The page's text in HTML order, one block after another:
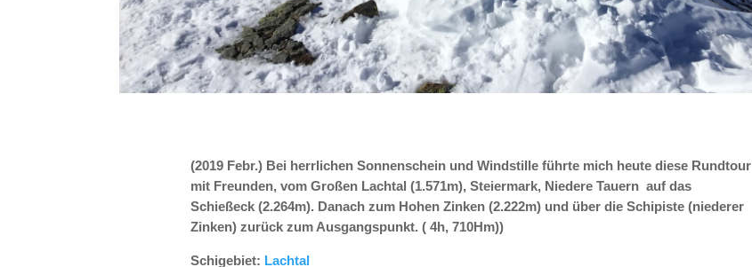
(2019 Febr.) Bei herrlichen Sonnenschein und Windstille führte mich heute diese Rundtour
mit Freunden, vom Großen Lachtal (1.571m), Steiermark, Niedere Tauern auf das
Schießeck (2.264m). Danach zum Hohen Zinken (2.222m) und über die Schipiste (niederer
Zinken) zurück zum Ausgangspunkt. ( 4h, 710Hm))
Schigebiet: Lachtal